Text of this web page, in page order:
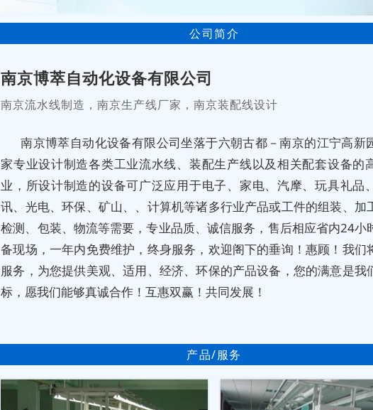
公司简介
南京博萃自动化设备有限公司
南京流水线制造，南京生产线厂家，南京装配线设计
南京博萃自动化设备有限公司坐落于六朝古都－南京的江宁高新
家专业设计制造各类工业流水线、装配生产线以及相关配套设备的
业，所设计制造的设备可广泛应用于电子、家电、汽摩、玩具礼品
讯、光电、环保、矿山、、计算机等诸多行业产品或工件的组装、加
检测、包装、物流等需要，专业品质、诚信服务，售后相应省内24小
备现场，一年内免费维护，终身服务，欢迎阁下的垂询！惠顾！我们
服务，为您提供美观、适用、经济、环保的产品设备，您的满意是我
标，愿我们能够真诚合作！互惠双赢！共同发展！
产品/服务